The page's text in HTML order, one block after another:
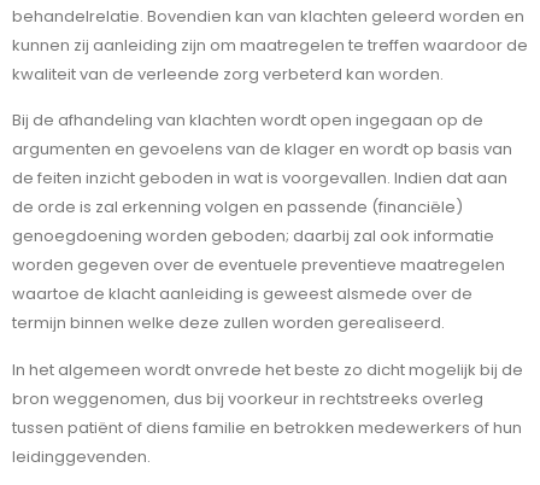
behandelrelatie. Bovendien kan van klachten geleerd worden en
kunnen zij aanleiding zijn om maatregelen te treffen waardoor de
kwaliteit van de verleende zorg verbeterd kan worden.
Bij de afhandeling van klachten wordt open ingegaan op de
argumenten en gevoelens van de klager en wordt op basis van
de feiten inzicht geboden in wat is voorgevallen. Indien dat aan
de orde is zal erkenning volgen en passende (financiële)
genoegdoening worden geboden; daarbij zal ook informatie
worden gegeven over de eventuele preventieve maatregelen
waartoe de klacht aanleiding is geweest alsmede over de
termijn binnen welke deze zullen worden gerealiseerd.
In het algemeen wordt onvrede het beste zo dicht mogelijk bij de
bron weggenomen, dus bij voorkeur in rechtstreeks overleg
tussen patiënt of diens familie en betrokken medewerkers of hun
leidinggevenden.